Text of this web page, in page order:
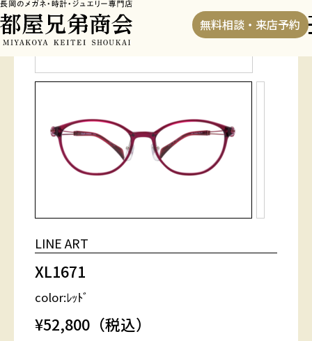
無料相談・来店予約
HOME> フレーム >XL1671
LINE ART
XL1671
color:ﾚｯﾄﾞ
¥52,800（税込）